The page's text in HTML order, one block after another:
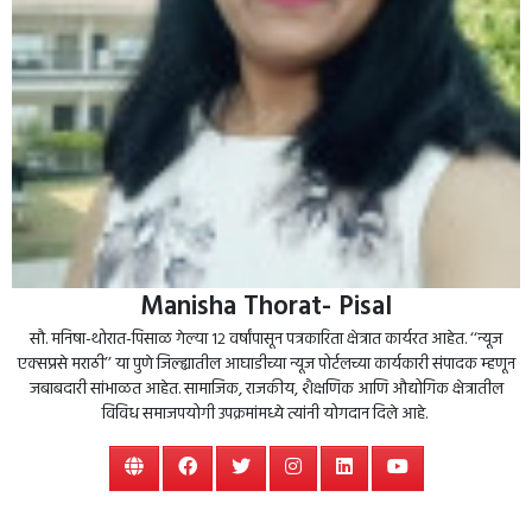
Manisha Thorat- Pisal
सौ. मनिषा-थोरात-पिसाळ गेल्या १२ वर्षांपासून पत्रकारिता क्षेत्रात कार्यरत आहेत. ‘‘न्यूज
एक्सप्रसे मराठी’’ या पुणे जिल्ह्यातील आघाडीच्या न्यूज पोर्टलच्या कार्यकारी संपादक म्हणून
जबाबदारी सांभाळत आहेत. सामाजिक, राजकीय, शैक्षणिक आणि औद्योगिक क्षेत्रातील
विविध समाजपयोगी उपक्रमांमध्ये त्यांनी योगदान दिले आहे.